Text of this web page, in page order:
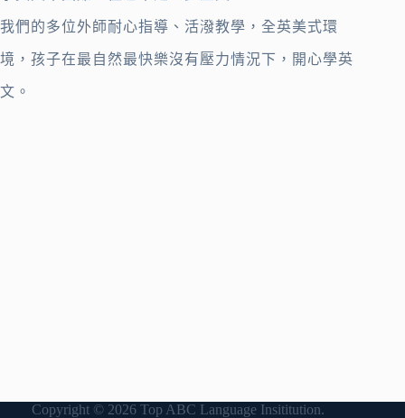
我們的多位外師耐心指導、活潑教學，全英美式環
境，孩子在最自然最快樂沒有壓力情況下，開心學英
文。
Copyright © 2026 Top ABC Language Insititution.